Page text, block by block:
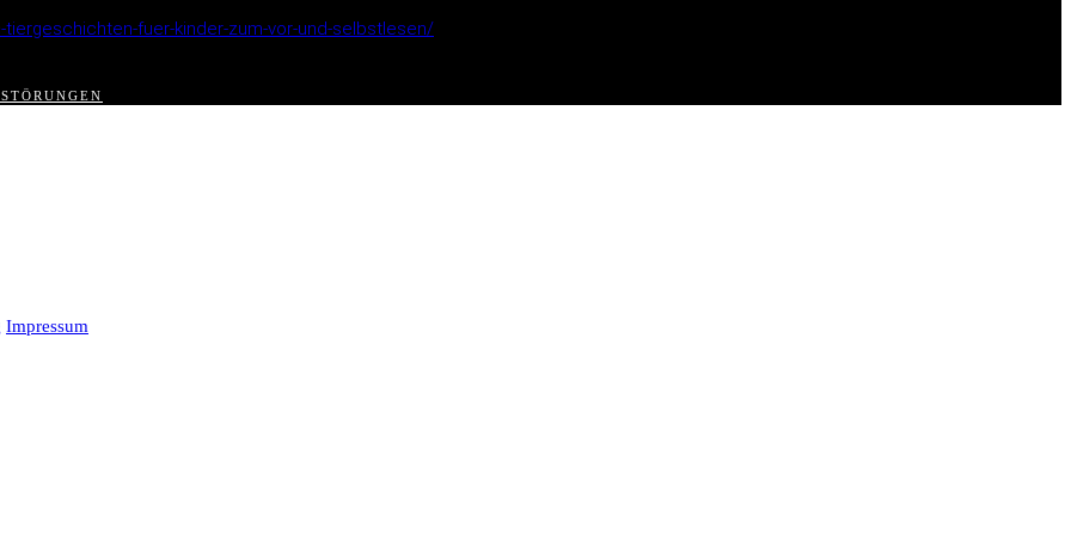
fuer-kinder-zum-vor-und-selbstlesen/
Impressum